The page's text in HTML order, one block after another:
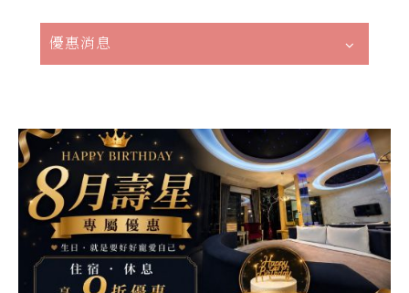
優惠消息